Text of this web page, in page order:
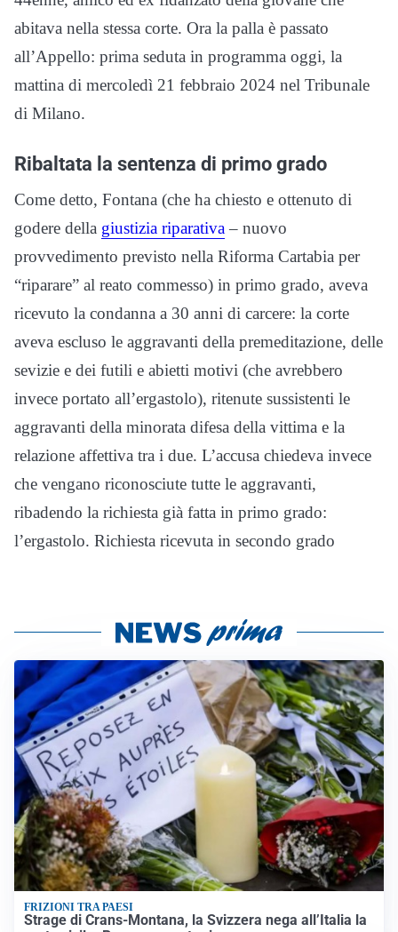
abitava nella stessa corte. Ora la palla è passato
all’Appello: prima seduta in programma oggi, la
mattina di mercoledì 21 febbraio 2024 nel Tribunale
di Milano.
Ribaltata la sentenza di primo grado
Come detto, Fontana (che ha chiesto e ottenuto di
godere della giustizia riparativa– nuovo
provvedimento previsto nella Riforma Cartabia per
“riparare” al reato commesso) in primo grado, aveva
ricevuto la condanna a 30 anni di carcere: la corte
aveva escluso le aggravanti della premeditazione, delle
sevizie e dei futili e abietti motivi (che avrebbero
invece portato all’ergastolo), ritenute sussistenti le
aggravanti della minorata difesa della vittima e la
relazione affettiva tra i due. L’accusa chiedeva invece
che vengano riconosciute tutte le aggravanti,
ribadendo la richiesta già fatta in primo grado:
l’ergastolo. Richiesta ricevuta in secondo grado
FRIZIONI TRA PAESI
Strage di Crans-Montana, la Svizzera nega all’Italia la